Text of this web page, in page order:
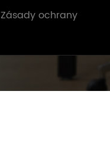
Zásady ochrany